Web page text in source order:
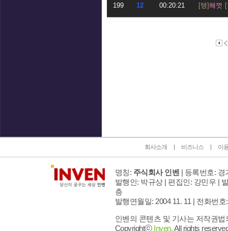
199 12 00:20:21 해껏
회사소개 비즈니스 이
명칭: 주식회사 인벤 | 등록번호: 경
발행인: 박규상 | 편집인: 강민우 |
층
발행연월일: 2004 11. 11 | 전화번호
인벤의 콘텐츠 및 기사는 저작권
Copyrightⓒ Inven.All rights